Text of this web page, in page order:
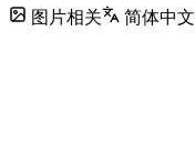
图片相关 简体中文